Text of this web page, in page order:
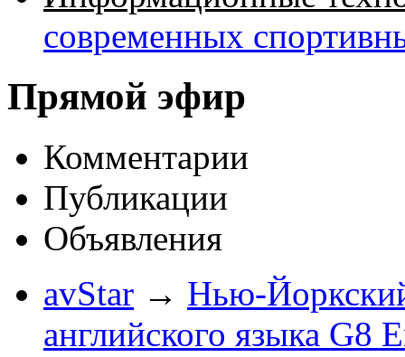
современных
Прямой эфир
Комментарии
Публикации
Объявления
avStar → Нью-
английского языка G8